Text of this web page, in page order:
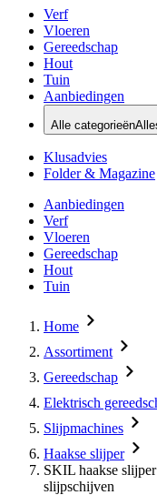
Verf
Vloeren
Gereedschap
Hout
Tuin
Aanbiedingen
Alle categorieën
Klusadvies
Folder & Magazine
Aanbiedingen
Verf
Vloeren
Gereedschap
Hout
Tuin
Home
Assortiment
Gereedschap
Elektrisch
Slijpmachines
Haakse slijper
SKIL haakse
slijpschijven